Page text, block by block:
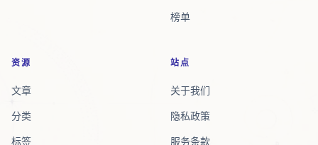
榜单
资源
文章
分类
标签
站点
关于我们
隐私政策
服务条款